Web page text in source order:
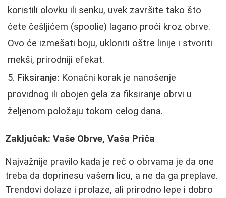
koristili olovku ili senku, uvek završite tako što
ćete češljićem (spoolie) lagano proći kroz obrve.
Ovo će izmešati boju, ukloniti oštre linije i stvoriti
mekši, prirodniji efekat.
Fiksiranje: Konačni korak je nanošenje
providnog ili obojen gela za fiksiranje obrvi u
željenom položaju tokom celog dana.
Zaključak: Vaše Obrve, Vaša Priča
Najvažnije pravilo kada je reč o obrvama je da one
treba da doprinesu vašem licu, a ne da ga preplave.
Trendovi dolaze i prolaze, ali prirodno lepe i dobro